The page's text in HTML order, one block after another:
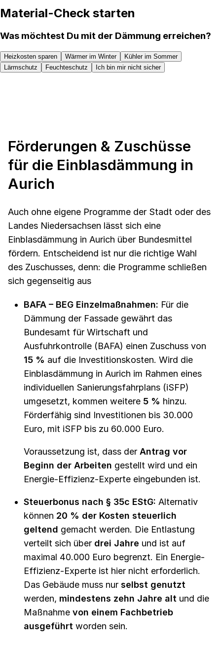
Material-Check starten
Was möchtest Du mit der Dämmung erreichen?
Heizkosten sparen Wärmer im Winter
Kühler im Sommer
Lärmschutz
Feuchteschutz Ich bin mir nicht sicher
Förderungen & Zuschüsse
für die Einblasdämmung in
Aurich
Auch ohne eigene Programme der Stadt oder des
Landes Niedersachsen lässt sich eine
Einblasdämmung in Aurich über Bundesmittel
fördern. Entscheidend ist nur die richtige Wahl
des Zuschusses, denn: die Programme schließen
sich gegenseitig aus
BAFA – BEG Einzelmaßnahmen: Für die
Dämmung der Fassade gewährt das
Bundesamt für Wirtschaft und
Ausfuhrkontrolle (BAFA) einen Zuschuss von
15 % auf die Investitionskosten. Wird die
Einblasdämmung in Aurich im Rahmen eines
individuellen Sanierungsfahrplans (iSFP)
umgesetzt, kommen weitere 5 % hinzu.
Förderfähig sind Investitionen bis 30.000
Euro, mit iSFP bis zu 60.000 Euro.
Voraussetzung ist, dass der Antrag vor
Beginn der Arbeiten gestellt wird und ein
Energie-Effizienz-Experte eingebunden ist.
Steuerbonus nach § 35c EStG: Alternativ
können 20 % der Kosten steuerlich
geltend gemacht werden. Die Entlastung
verteilt sich über drei Jahre und ist auf
maximal 40.000 Euro begrenzt. Ein Energie-
Effizienz-Experte ist hier nicht erforderlich.
Das Gebäude muss nur selbst genutzt
werden, mindestens zehn Jahre alt und die
Maßnahme von einem Fachbetrieb
ausgeführt worden sein.